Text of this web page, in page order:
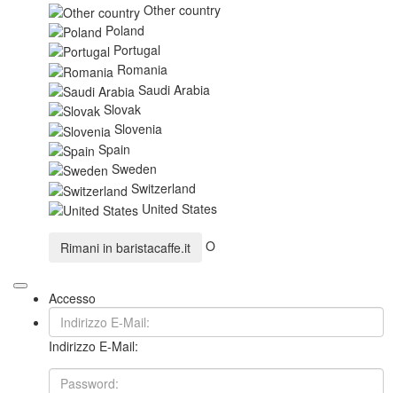
Other country
Poland
Portugal
Romania
Saudi Arabia
Slovak
Slovenia
Spain
Sweden
Switzerland
United States
Rimani in baristacaffe.it O
Accesso
Indirizzo E-Mail: